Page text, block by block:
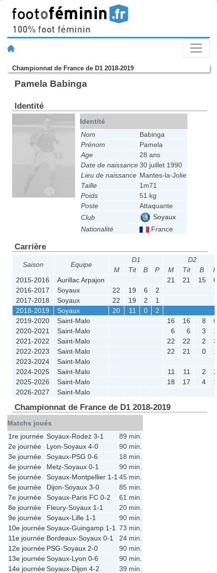
Championnat de France de D1 2018-2019
Pamela Babinga
Identité
Identité
Nom
Babinga
Prénom
Pamela
Age
28 ans
Date de naissance 30 juillet 1990
Lieu de naissance Mantes-la-Jolie
Taille
1m71
Poids
51 kg
Poste
Attaquante
Club
Soyaux
Nationalité
France
Carrière
Saison Equipe
D1
D2
M
Tit B P M Tit B
P
2015-2016
Aurillac Arpajon 21 21 15
0
2016-2017
Soyaux 22 19 6
2
2017-2018
Soyaux 22 19 2
1
2018-2019
Soyaux 20 11 0
2
2019-2020
Saint-Malo 16 16 8
0
2020-2021
Saint-Malo 6 6 3
1
2021-2022
Saint-Malo 22 22 2
3
2022-2023
Saint-Malo 22 21 0
1
2023-2024
Saint-Malo
2024-2025
Saint-Malo 11 11 2
2
2025-2026
Saint-Malo 18 17 4
1
2026-2027
Saint-Malo
Championnat de France de D1 2018-2019
Matchs joués
1re journée Soyaux-Rodez 3-1
89 min.
2e journée
Lyon-Soyaux 4-0
90 min.
3e journée
Soyaux-PSG 0-6
18 min.
4e journée
Metz-Soyaux 0-1
90 min.
5e journée
Soyaux-Montpellier 1-1 45 min.
6e journée
Dijon-Soyaux 3-0
85 min.
7e journée
Soyaux-Paris FC 0-2
61 min.
8e journée
Fleury-Soyaux 1-1
20 min.
9e journée
Soyaux-Lille 1-1
90 min.
10e journéeSoyaux-Guingamp 1-1
73 min.
11e journée Bordeaux-Soyaux 0-1
24 min.
12e journée PSG-Soyaux 2-0
90 min.
13e journéeSoyaux-Lyon 0-6
90 min.
14e journéeSoyaux-Dijon 4-2
39 min.